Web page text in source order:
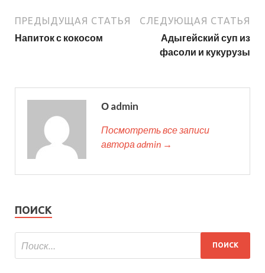
ПРЕДЫДУЩАЯ СТАТЬЯ
Напиток с кокосом
СЛЕДУЮЩАЯ СТАТЬЯ
Адыгейский суп из
фасоли и кукурузы
О admin
Посмотреть все записи
автора admin →
ПОИСК